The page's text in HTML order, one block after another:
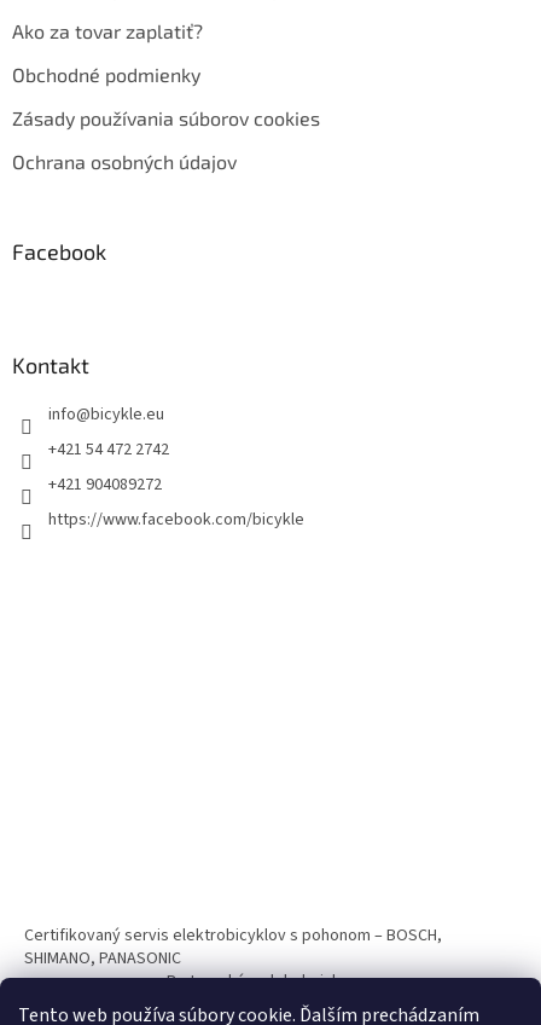
Tento web používa súbory cookie. Ďalším prechádzaním
Ako za tovar zaplatiť?
Obchodné podmienky
Zásady používania súborov cookies
Ochrana osobných údajov
Facebook
Kontakt
info@bicykle.eu
+421 54 472 2742
+421 904089272
https://www.facebook.com/bicykle
Certifikovaný servis elektrobicyklov s pohonom – BOSCH,
SHIMANO, PANASONIC
Partnerský web hokejshop.eu